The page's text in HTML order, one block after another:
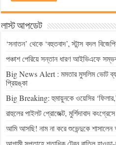
লাস্ট আপডেট
‘সনাতন’ থেকে ‘বহুতবাদ’, স্টান্স বদল
পঞ্চাশ পেরিয়ে সন্তান ধারণ আইভিএফে
Big News Alert : মমতার মুসলিম ভোট
প্রিয়ঙ্কা
Big Breaking: হুমায়ুনকে ওয়েসির
রাহুলের পাইলট প্রোজেক্ট, মুর্শিদাবাদ
আমি আসছি! নাম না করে শুভেন্দুকে